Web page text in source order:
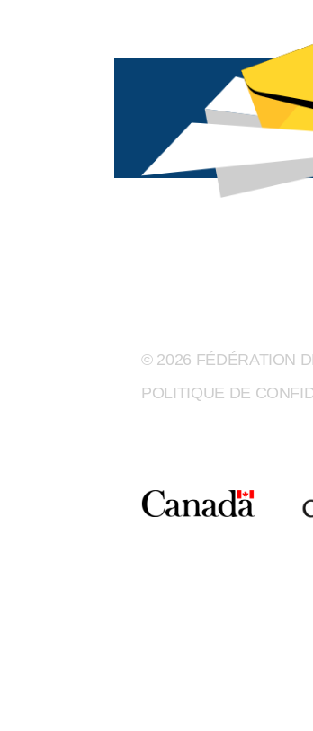
© 2026 FÉDÉRATION
POLITIQUE DE